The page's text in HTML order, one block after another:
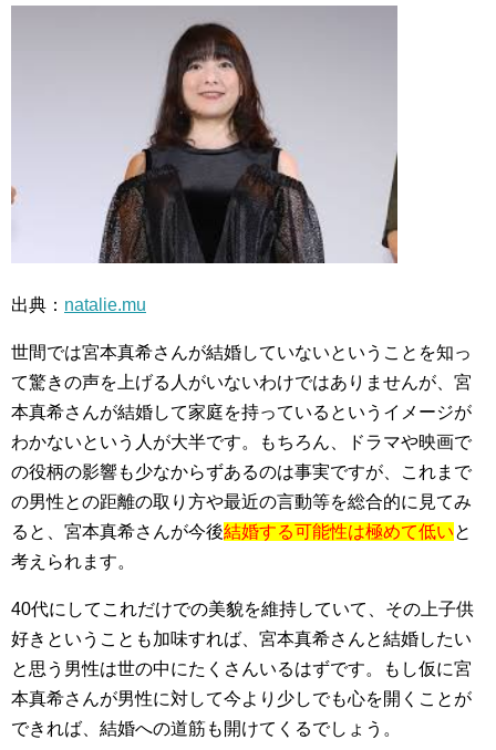
出典： natalie.mu
世間では宮本真希さんが結婚していないということを知っ
て驚きの声を上げる人がいないわけではありませんが、宮
本真希さんが結婚して家庭を持っているというイメージが
わかないという人が大半です。もちろん、ドラマや映画で
の役柄の影響も少なからずあるのは事実ですが、これまで
の男性との距離の取り方や最近の言動等を総合的に見てみ
ると、宮本真希さんが今後結婚する可能性は極めて低いと
考えられます。
40代にしてこれだけでの美貌を維持していて、その上子供
好きということも加味すれば、宮本真希さんと結婚したい
と思う男性は世の中にたくさんいるはずです。もし仮に宮
本真希さんが男性に対して今より少しでも心を開くことが
できれば、結婚への道筋も開けてくるでしょう。